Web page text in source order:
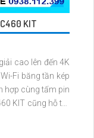
C460 KIT
cao lên đến 4K
Fi băng tần kép
hợp cùng tấm pin
KIT cũng hỗ trợ